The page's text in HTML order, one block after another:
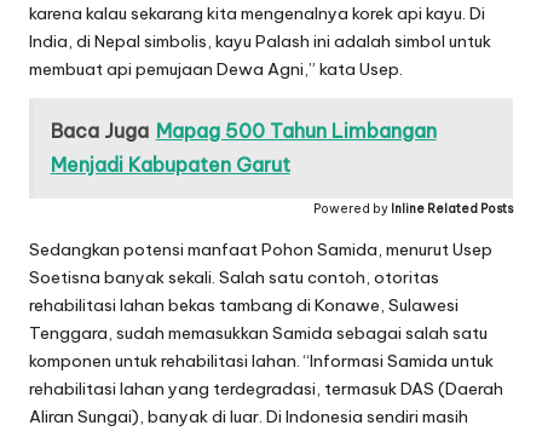
karena kalau sekarang kita mengenalnya korek api kayu. Di
India, di Nepal simbolis, kayu Palash ini adalah simbol untuk
membuat api pemujaan Dewa Agni,” kata Usep.
Baca Juga Mapag 500 Tahun Limbangan
Menjadi Kabupaten Garut
Powered by Inline Related Posts
Sedangkan potensi manfaat Pohon Samida, menurut Usep
Soetisna banyak sekali. Salah satu contoh, otoritas
rehabilitasi lahan bekas tambang di Konawe, Sulawesi
Tenggara, sudah memasukkan Samida sebagai salah satu
komponen untuk rehabilitasi lahan. “Informasi Samida untuk
rehabilitasi lahan yang terdegradasi, termasuk DAS (Daerah
Aliran Sungai), banyak di luar. Di Indonesia sendiri masih